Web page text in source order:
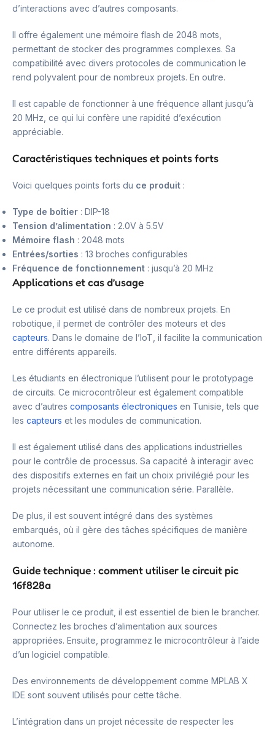
d’interactions avec d’autres composants.
Il offre également une mémoire flash de 2048 mots,
permettant de stocker des programmes complexes. Sa
compatibilité avec divers protocoles de communication le
rend polyvalent pour de nombreux projets. En outre.
Il est capable de fonctionner à une fréquence allant jusqu’à
20 MHz, ce qui lui confère une rapidité d’exécution
appréciable.
Caractéristiques techniques et points forts
Voici quelques points forts du ce produit :
Type de boîtier : DIP-18
Tension d’alimentation : 2.0V à 5.5V
Mémoire flash : 2048 mots
Entrées/sorties : 13 broches configurables
Fréquence de fonctionnement : jusqu’à 20 MHz
Applications et cas d’usage
Le ce produit est utilisé dans de nombreux projets. En
robotique, il permet de contrôler des moteurs et des
capteurs. Dans le domaine de l’IoT, il facilite la communication
entre différents appareils.
Les étudiants en électronique l’utilisent pour le prototypage
de circuits. Ce microcontrôleur est également compatible
avec d’autres composants électroniques en Tunisie, tels que
les capteurs et les modules de communication.
Il est également utilisé dans des applications industrielles
pour le contrôle de processus. Sa capacité à interagir avec
des dispositifs externes en fait un choix privilégié pour les
projets nécessitant une communication série. Parallèle.
De plus, il est souvent intégré dans des systèmes
embarqués, où il gère des tâches spécifiques de manière
autonome.
Guide technique : comment utiliser le circuit pic
16f828a
Pour utiliser le ce produit, il est essentiel de bien le brancher.
Connectez les broches d’alimentation aux sources
appropriées. Ensuite, programmez le microcontrôleur à l’aide
d’un logiciel compatible.
Des environnements de développement comme MPLAB X
IDE sont souvent utilisés pour cette tâche.
L’intégration dans un projet nécessite de respecter les